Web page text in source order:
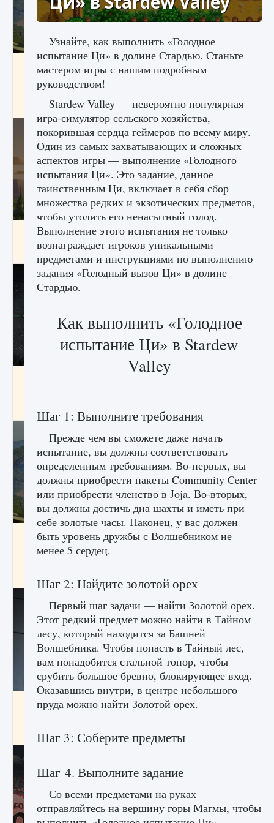
Как исправить ошибку Palworld «Идет
сохранение мира — Невозможно начать
сохранение данных мира»
9 августа 2024 2 511 0 0
Как заработать медали лиги Clash of Clans
9 августа 2024 2 599 0 1
лицензии, лиги, команды и стадионы в EA
Как исправить ошибку Palworld EPalworld
«Идет сохранение мира — Невозможно
начать сохранение данных мира»
Все новые функции в режиме карьеры EA
FC 25
9 августа 2024
Узнайте, как выполнить «Голодное
испытание Ци» в долине Стардью. Станьте
мастером игры с нашим подробным
руководством!
Stardew Valley — невероятно популярная
игра-симулятор сельского хозяйства,
покорившая сердца геймеров по всему миру.
Один из самых захватывающих и сложных
аспектов игры — выполнение «Голодного
испытания Ци». Это задание, данное
таинственным Ци, включает в себя сбор
множества редких и экзотических предметов,
чтобы утолить его ненасытный голод.
Выполнение этого испытания не только
вознаграждает игроков уникальными
предметами и инструкциями по выполнению
задания «Голодный вызов Ци» в долине
Стардью.
Как выполнить «Голодное
испытание Ци» в Stardew
Valley
Шаг 1: Выполните требования
Прежде чем вы сможете даже начать
испытание, вы должны соответствовать
определенным требованиям. Во-первых, вы
должны приобрести пакеты Community Center
или приобрести членство в Joja. Во-вторых,
вы должны достичь дна шахты и иметь при
себе золотые часы. Наконец, у вас должен
быть уровень дружбы с Волшебником не
менее 5 сердец.
Шаг 2: Найдите золотой орех
Первый шаг задачи — найти Золотой орех.
Этот редкий предмет можно найти в Тайном
лесу, который находится за Башней
Волшебника. Чтобы попасть в Тайный лес,
вам понадобится стальной топор, чтобы
срубить большое бревно, блокирующее вход.
Оказавшись внутри, в центре небольшого
пруда можно найти Золотой орех.
Шаг 3: Соберите предметы
Шаг 4. Выполните задание
Со всеми предметами на руках
отправляйтесь на вершину горы Магмы, чтобы